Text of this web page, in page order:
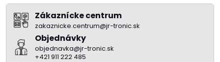
Zákaznícke centrum
zakaznicke.centrum@jr-tronic.sk
Objednávky
objednavka@jr-tronic.sk
+421 911 222 485